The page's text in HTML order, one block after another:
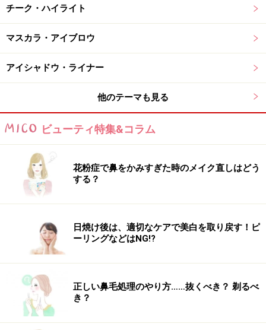
ニュアンスを楽しめるのが魅力です。最近注目されてい
る透明感メイクや、涼しげなツヤ肌メイクとも相性のよ
いカラーといえるでしょう。
「アイシーピンク」は、透け感のあるクリアピンクカラ
ー。
ほんのり血色感アップのアイシーピンク
唇本来の色を生かしながら、ほんのり血色感をプラスし
てくれるため、顔色を明るく見せたいときにもおすすめ
です。単品でナチュラルに仕上げるのはもちろん、手持
ちの口紅の上から重ねれば、ツヤ感をプラスするトップ
も、自然な美しさを引き立てるリップを好む大人世代に
も取り入れやすいカラーです。
暑い日にうれしい“ひんやり”とした使用感
チーク・ハイライト
マスカラ・アイブロウ
アイシャドウ・ライナー
他のテーマも見る
ビューティ特集&コラム
花粉症で鼻をかみすぎた時のメイク直しはどう
する？
日焼け後は、適切なケアで美白を取り戻す！ピ
ーリングなどはNG!?
正しい鼻毛処理のやり方……抜くべき？ 剃るべ
き？